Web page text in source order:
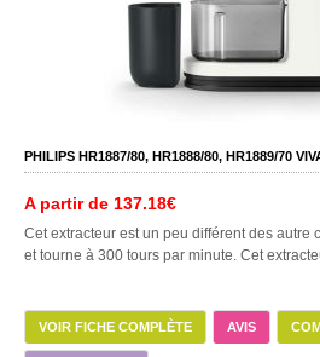
PHILIPS HR1887/80, HR1888/80, HR1889/70
A partir de 137.18€
Cet extracteur est un peu différent des autre
et tourne à 300 tours par minute. Cet
VOIR FICHE COMPLÈTE AVIS